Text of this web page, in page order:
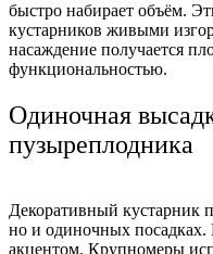
быстро набирает объём.
кустарников живыми
насаждение получается
функциональностью.
Одиночная
пузыреплодника
Декоративный кустарник
но и одиночных
акцентом. Крупномеры